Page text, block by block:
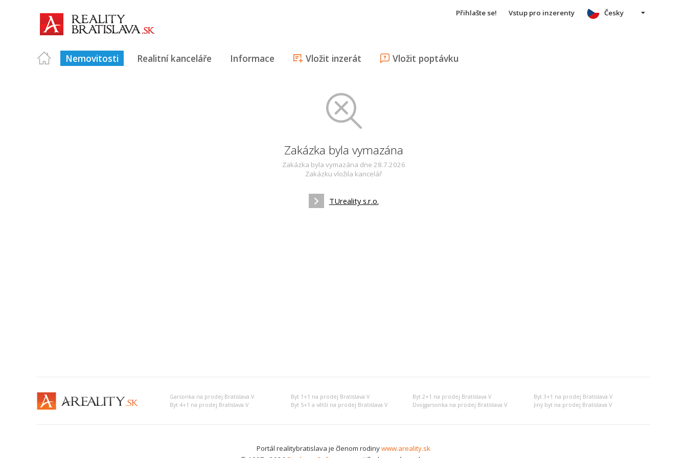
Přihlašte se! Vstup pro inzerenty
Nemovitosti Realitní kanceláře Informace Vložit inzerát Vložit poptávku
Česky
Zakázka byla vymazána
Zakázka byla vymazána dne 28.7.2026
Zakázku vložila kancelář
TUreality s.r.o.
Garsonka na prodej Bratislava V Byt 1+1 na prodej Bratislava V Byt 2+1 na prodej Bratislava V
Byt 3+1 na prodej Bratislava V
Byt 4+1 na prodej Bratislava V
Byt 5+1 a větší na prodej Bratislava V Dvojgarsonka na prodej Bratislava V Jiný byt na prodej Bratislava V
Portál realitybratislava je členom rodinywww.areality.sk